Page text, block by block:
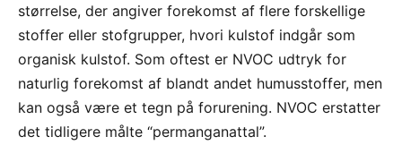
størrelse, der angiver forekomst af flere forskellige
stoffer eller stofgrupper, hvori kulstof indgår som
organisk kulstof. Som oftest er NVOC udtryk for
naturlig forekomst af blandt andet humusstoffer, men
kan også være et tegn på forurening. NVOC erstatter
det tidligere målte “permanganattal”.